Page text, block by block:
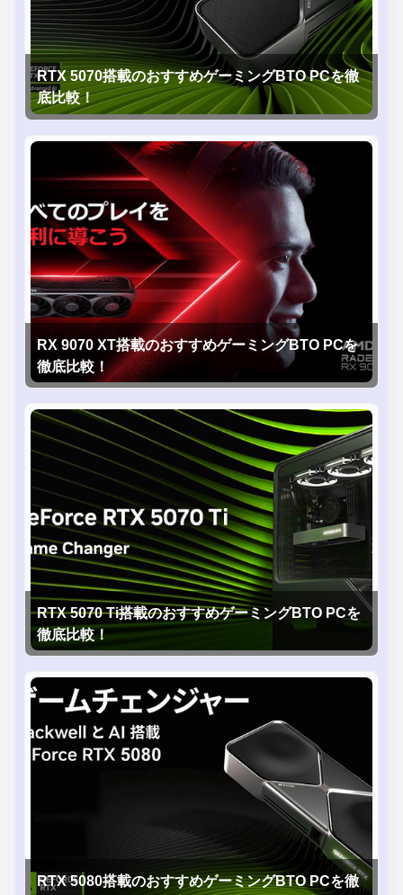
RTX 5070搭載のおすすめゲーミングBTO PCを徹
底比較！
RX 9070 XT搭載のおすすめゲーミングBTO PCを
徹底比較！
RTX 5070 Ti搭載のおすすめゲーミングBTO PCを
徹底比較！
RTX 5080搭載のおすすめゲーミングBTO PCを徹